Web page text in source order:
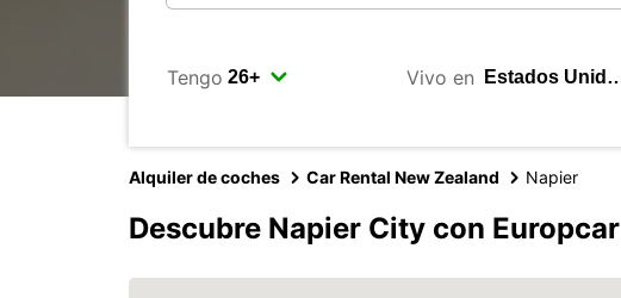
Tengo Vivo en
Alquiler de coches Car Rental New Zealand Napier
Descubre Napier City con Europcar